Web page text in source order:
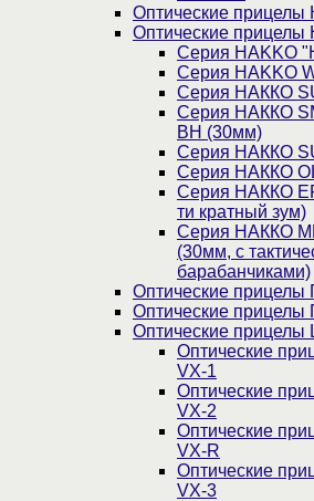
Оптические
Оптические прицелы
Cерия HAKKO
Серия НAKKO
Серия НАККО
Серия НАККО
BH (30мм)
Серия НАККО
Серия НАККО
Серия НАККО
ти кратный зум)
Серия НАККО
(30мм, c
барабанчиками)
Оптические прицелы
Оптические
Оптические прицелы
Оптические
VX-1
Оптические
VX-2
Оптические
VX-R
Оптические
VX-3